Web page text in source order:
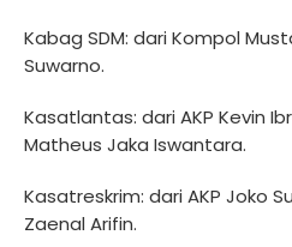
Kabag SDM: dari Kompol
Suwarno.
Kasatlantas: dari AKP Kevin
Matheus Jaka Iswantara.
Kasatreskrim: dari AKP Joko
Zaenal Arifin.